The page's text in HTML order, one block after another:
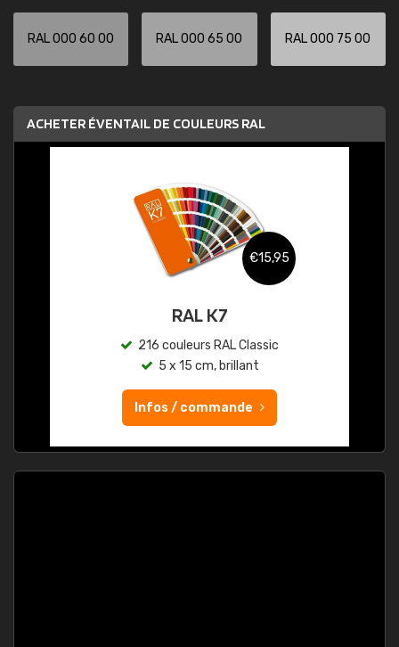
RAL 000 60 00 RAL 000 65 00 RAL 000 75 00
ACHETER ÉVENTAIL DE COULEURS RAL
€15,95
RAL K7
216 couleurs RAL Classic
5 x 15 cm, brillant
Infos / commande